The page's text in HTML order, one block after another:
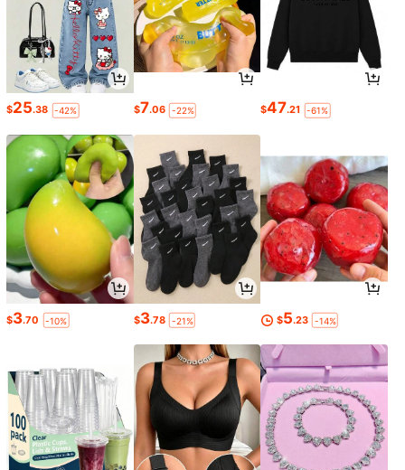
$25.38 -42% $7.06 -22% $47.21 -61%
$3.70 -10% $3.78 -21% $5.23 -14%